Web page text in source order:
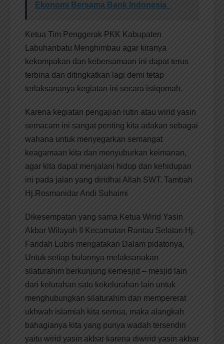
Ekonomi Bersama Bank Indonesia
Ketua Tim Penggerak PKK Kabupaten
Labuhanbatu Menghimbau agar kiranya
kekompakan dan kebersamaan ini dapat terus
terbina dan ditingkatkan lagi demi tetap
terlaksananya kegiatan ini secara istiqomah.
Karena kegiatan pengajian rutin atau wirid yasin
semacam ini sangat penting kita adakan sebagai
wahana untuk menyegarkan semangat
keagamaan kita dan menyuburkan keimanan,
agar kita dapat menjalani hidup dan kehidupan
ini pada jalan yang diridhai Allah SWT. Tambah
Hj.Rosmanidar Andi Suhaimi
Dikesempatan yang sama Ketua Wirid Yasin
Akbar Wilayah II Kecamatan Rantau Selatan Hj.
Faridah Lubis mengatakan Dalam pidatonya,
Untuk setiap bulannya melaksanakan
silaturahim berkunjung kemesjid – mesjid lain
dari kelurahan satu kekelurahan lain untuk
menghubungkan silaturahim dan mempererat
ukhwah islamiah kita semua, maka alangkah
bahagianya kita yang punya wadah tersendiri
yaitu wirid yasin akbar karena diwirid yasin akbar